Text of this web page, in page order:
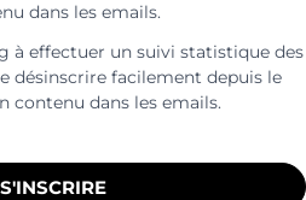
dans les emails.
à effectuer un suivi statistique des
désinscrire facilement depuis le
contenu dans les emails.
S'INSCRIRE